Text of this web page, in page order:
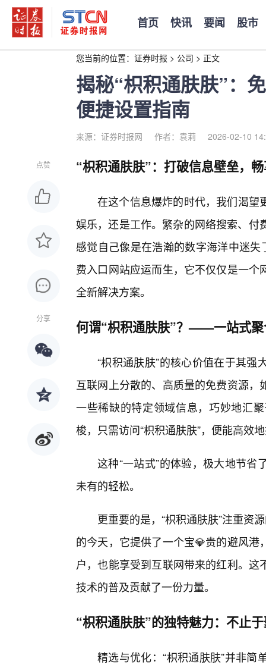
首页 快讯 要闻 股市
您当前的位置： 证券时报 > 公司 > 正文
揭秘“枳积通肤肤”：
便捷设置指南
来源：证券时报网 作者：袁莉 2026-02-10
点赞
分享
“枳积通肤肤”：打破信息壁垒，
在这个信息爆炸的时代，我们渴望
娱乐，还是工作。繁杂的网络搜索、
感觉自己像是在浩瀚的数字海洋中迷
费入口网站应运而生，它不仅仅是一
全新解决方案。
何谓“枳积通肤肤”？——一站式聚
“枳积通肤肤”的核心价值在于其
互联网上分散的、高质量的免费资源
一些稀缺的特定领域信息，巧妙地汇
梭，只需访问“枳积通肤肤”，便能高效
这种“一站式”的体验，极大地节
未有的轻松。
更重要的是，“枳积通肤肤”注重资
的今天，它提供了一个宝💎贵的避风
户，也能享受到互联网带来的红利。
技术的普及贡献了一份力量。
“枳积通肤肤”的独特魅力：不止
精选与优化：“枳积通肤肤”并非